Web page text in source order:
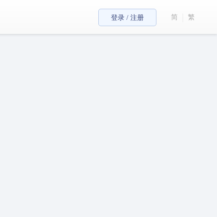
登录 / 注册 简 繁